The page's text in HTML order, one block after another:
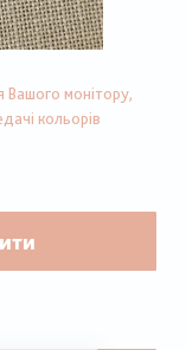
Вашого монітору,
кольорів